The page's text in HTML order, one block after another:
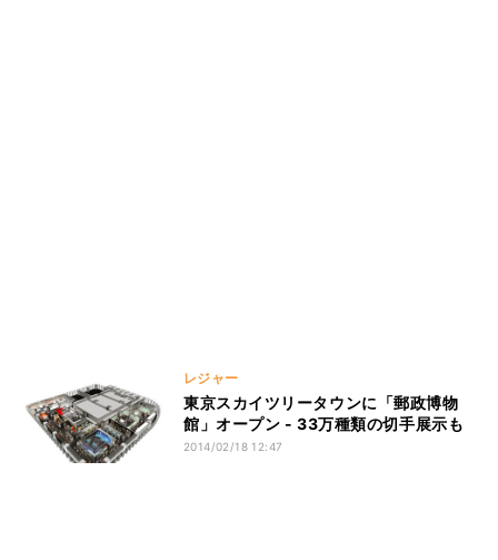
レジャー
東京スカイツリータウンに「郵政博物
館」オープン - 33万種類の切手展示も
2014/02/18 12:47